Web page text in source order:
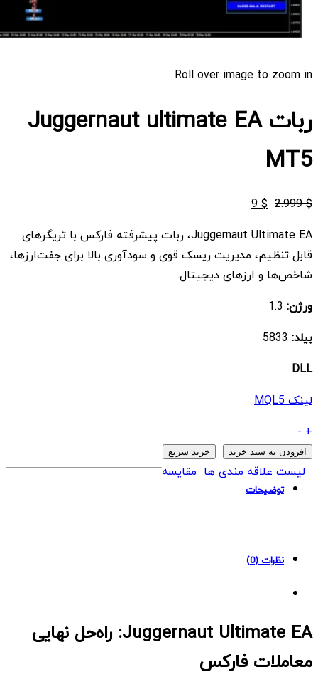
Roll over image to zoom in
ربات Juggernaut ultimate EA
MT5
$
2.999
قیمت
$ 2.999
بود.
$
9 قیمت
$ 9
است.
Juggernaut Ultimate EA، ربات پیشرفته فارکس با تریگرهای
قابل تنظیم، مدیریت ریسک قوی و سودآوری بالا برای جفت‌ارزها،
شاخص‌ها و ارزهای دیجیتال.
ورژن:
بیلد:
DLL
لینک MQL5
ربات
Juggernaut
ultimate
+
-
افزودن به سبد خرید خرید سریع
لیست علاقه مندی هامقایسه
توضیحات
نظرات (0)
Juggernaut Ultimate EA: راه‌حل نهایی
معاملات فارکس